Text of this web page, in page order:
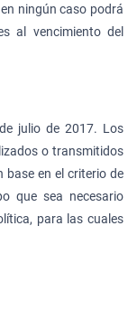
ningún caso podrá
al vencimiento del
julio de 2017. Los
o transmitidos
base en el criterio de
que sea necesario
para las cuales